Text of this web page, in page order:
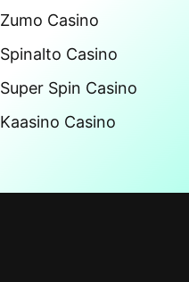
Zumo Casino
Spinalto Casino
Super Spin Casino
Kaasino Casino